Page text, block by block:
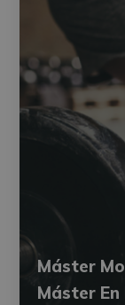
Máster
Máster